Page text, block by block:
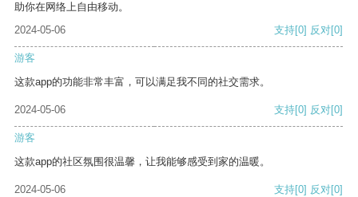
助你在网络上自由移动。
2024-05-06
支持[0] 反对[0]
游客
这款app的功能非常丰富，可以满足我不同的社交需求。
2024-05-06 支持[0] 反对[0]
游客
这款app的社区氛围很温馨，让我能够感受到家的温暖。
2024-05-06 支持[0] 反对[0]